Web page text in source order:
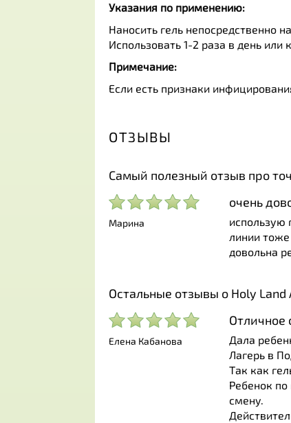
Указания по применению:
Наносить гель непосредственно
Использовать 1-2 раза в день
Примечание:
Если есть признаки
ОТЗЫВЫ
Самый полезный отзыв про
Марина
очень
использую
линии
довольна
Остальные отзывы о Holy
Елена Кабанова
Отличное
Дала
Лагерь в
Так как
Ребенок
смену.